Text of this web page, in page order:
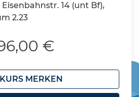
14 (unt Bf),
2.23
€
MERKEN